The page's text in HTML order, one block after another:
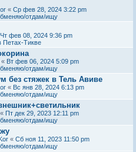
« Ср фев 28, 2024 3:22 pm
отдам/ищу
Чт фев 08, 2024 9:36 pm
Петах-Тикве
« Вт фев 06, 2024 5:09 pm
отдам/ищу
без стяжек в Тель Авиве
« Вс янв 28, 2024 6:13 pm
отдам/ищу
« Пт дек 29, 2023 12:11 pm
отдам/ищу
« Сб ноя 11, 2023 11:50 pm
отдам/ищу